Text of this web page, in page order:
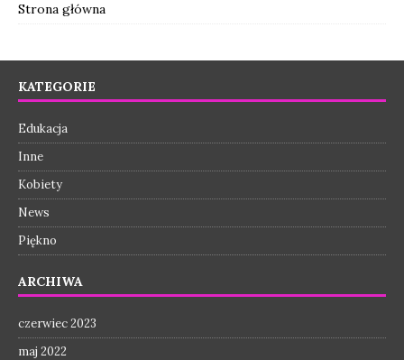
Strona główna
KATEGORIE
Edukacja
Inne
Kobiety
News
Piękno
ARCHIWA
czerwiec 2023
maj 2022